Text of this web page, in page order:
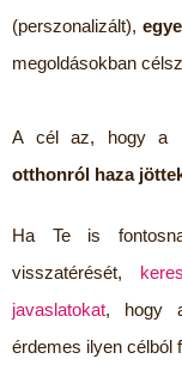
(perszonalizált),
megoldásokban
A cél az, hogy a
otthonról haza
Ha Te is
visszatérését,
javaslatokat, hogy
érdemes ilyen célból